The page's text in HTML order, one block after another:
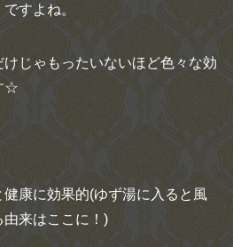
すよね。
じゃもったいないほど色々な効
☆
健康に効果的(ゆず湯に入ると風
来はここに！)